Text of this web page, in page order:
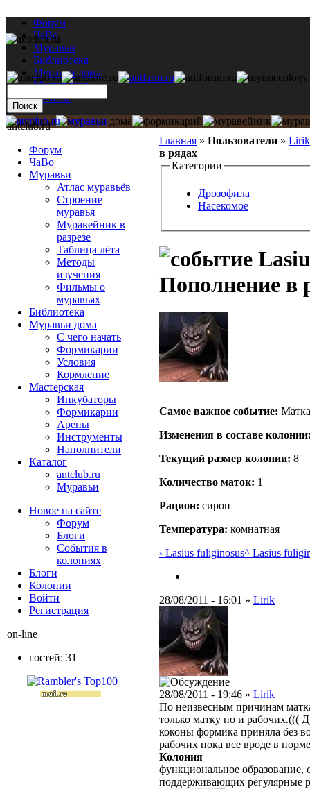
Форум
ЧаВо
Муравьи
Библиотека
Муравьи дома
Мастерская
Каталог
Главная » Пользователи » Lirik
в рядах
Категории
Дрозофила
Насекомое
Пополнение в
Самое важное событие:
Изменения в составе
Текущий размер кoлонии: 8
Количество маток: 1
Рацион: сироп
Температура: комнатная
‹ Lasius fuliginosus^ Lasius
28/08/2011 - 16:01 » Lirik
28/08/2011 - 19:46 » Lirik
По неизвесным причинам
только матку но и
коконы формика приняла без
рабочих пока все вроде в
Колония
функциональное образование,
поддерживающих регулярные
antclub.ru
Форум
ЧаВо
Муравьи
Атлас муравьёв
Строение
муравья
Муравейник в
разрезе
Таблица лёта
Методы
изучения
Фильмы о
муравьях
Библиотека
Муравьи дома
С чего начать
Формикарии
Условия
Кормление
Мастерская
Инкубаторы
Формикарии
Арены
Инструменты
Наполнители
Каталог
antclub.ru
Муравьи
Новое на сайте
Форум
Блоги
События в
колониях
Блоги
Колонии
Войти
Peгиcтpaция
on-line
гостей: 31